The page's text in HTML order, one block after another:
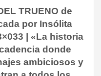
TRUENO de
por Insólita
| «La historia
donde
ambiciosos y